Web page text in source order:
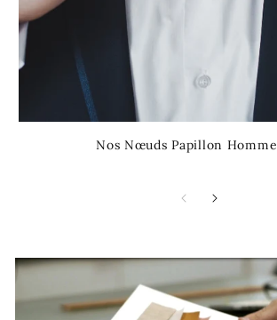
Nos Nœuds Papillon Homme